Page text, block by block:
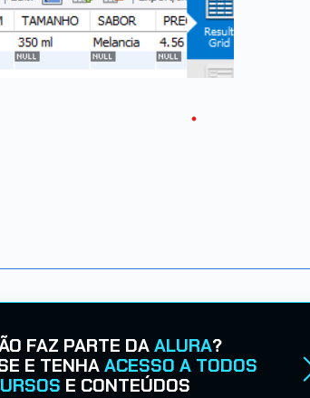
FAZ PARTE DAALURA?
E TENHAACESSO A TODOS
E CONTEÚDOS